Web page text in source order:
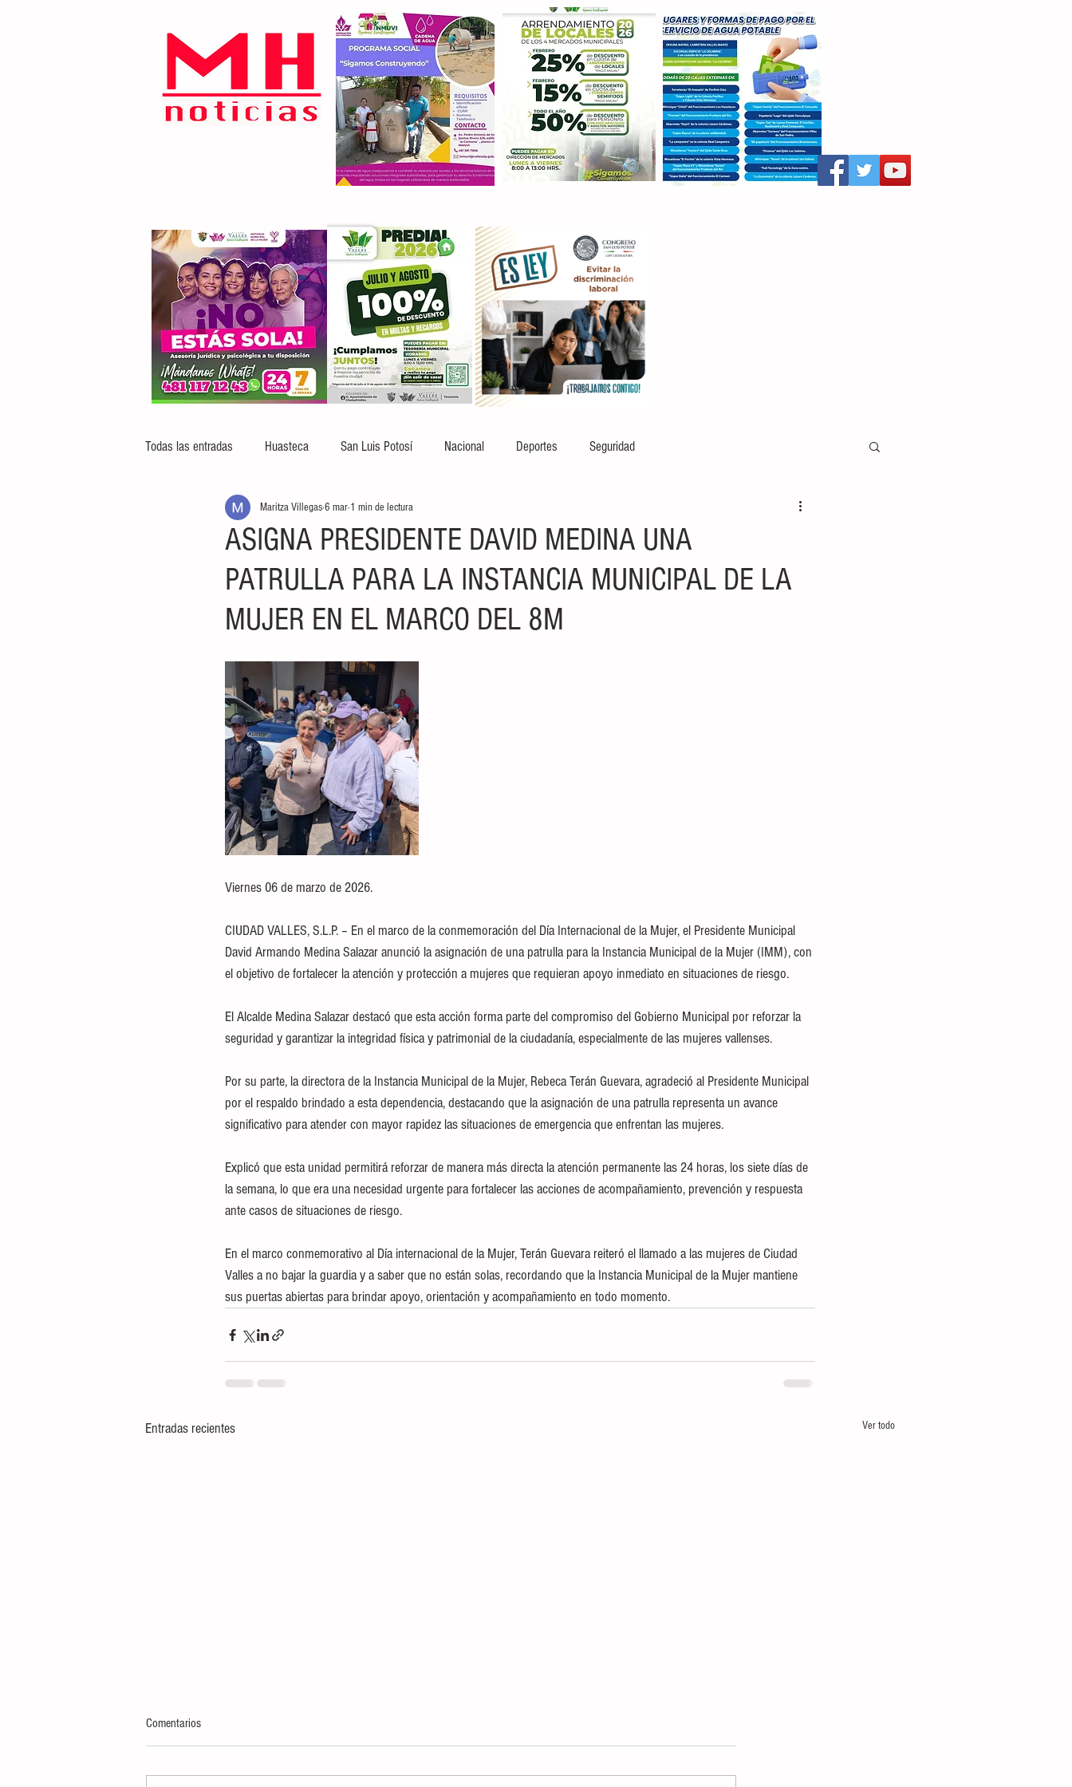
Todas las entradas Huasteca San Luis Potosí Nacional Deportes Seguridad
ASIGNA PRESIDENTE DAVID MEDINA UNA
PATRULLA PARA LA INSTANCIA MUNICIPAL DE LA
MUJER EN EL MARCO DEL 8M
Maritza Villegas6 mar 1 min de lectura
Viernes 06 de marzo de 2026.
CIUDAD VALLES, S.L.P. – En el marco de la conmemoración del Día Internacional de la Mujer, el Presidente Municipal
David Armando Medina Salazar anunció la asignación de una patrulla para la Instancia Municipal de la Mujer (IMM), con
el objetivo de fortalecer la atención y protección a mujeres que requieran apoyo inmediato en situaciones de riesgo.
El Alcalde Medina Salazar destacó que esta acción forma parte del compromiso del Gobierno Municipal por reforzar la
seguridad y garantizar la integridad física y patrimonial de la ciudadanía, especialmente de las mujeres vallenses.
Por su parte, la directora de la Instancia Municipal de la Mujer, Rebeca Terán Guevara, agradeció al Presidente Municipal
por el respaldo brindado a esta dependencia, destacando que la asignación de una patrulla representa un avance
significativo para atender con mayor rapidez las situaciones de emergencia que enfrentan las mujeres.
Explicó que esta unidad permitirá reforzar de manera más directa la atención permanente las 24 horas, los siete días de
la semana, lo que era una necesidad urgente para fortalecer las acciones de acompañamiento, prevención y respuesta
ante casos de situaciones de riesgo.
En el marco conmemorativo al Día internacional de la Mujer, Terán Guevara reiteró el llamado a las mujeres de Ciudad
Valles a no bajar la guardia y a saber que no están solas, recordando que la Instancia Municipal de la Mujer mantiene
sus puertas abiertas para brindar apoyo, orientación y acompañamiento en todo momento.
Entradas recientes Ver todo
Comentarios